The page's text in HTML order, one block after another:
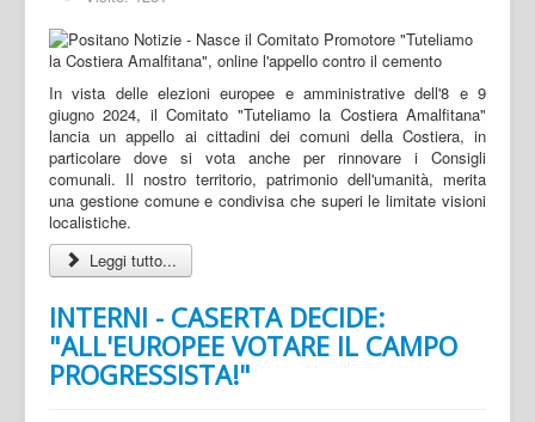
In vista delle elezioni europee e amministrative dell'8 e 9
giugno 2024, il Comitato "Tuteliamo la Costiera Amalfitana"
lancia un appello ai cittadini dei comuni della Costiera, in
particolare dove si vota anche per rinnovare i Consigli
comunali. Il nostro territorio, patrimonio dell'umanità, merita
una gestione comune e condivisa che superi le limitate visioni
localistiche.
Leggi tutto...
INTERNI - CASERTA DECIDE:
"ALL'EUROPEE VOTARE IL CAMPO
PROGRESSISTA!"